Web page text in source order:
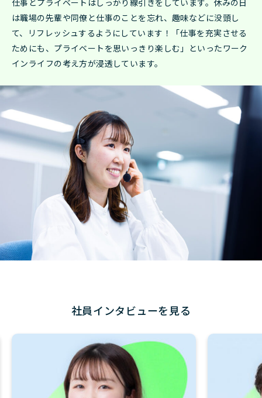
仕事とプライベートはしっかり線引きをしています。休みの日
は職場の先輩や同僚と仕事のことを忘れ、趣味などに没頭し
て、リフレッシュするようにしています！「仕事を充実させる
ためにも、プライベートを思いっきり楽しむ」といったワーク
インライフの考え方が浸透しています。
社員インタビューを見る